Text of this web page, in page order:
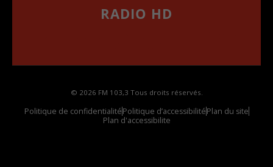
RADIO HD
© 2026 FM 103,3 Tous droits réservés.
Politique de confidentialitéPolitique d’accessibilitéPlan du site
Plan d'accessibilite